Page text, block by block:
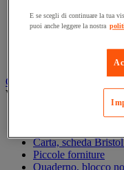
Connessione audio
Fotocamera,
Strumenti per
Cancelleria e forniture per
Vedi tutte le categorie
Agenda, calendario
Carta, scheda
Piccole forniture
Quaderno, blocco
E se scegli di continuare la tua
puoi anche leggere la nostra